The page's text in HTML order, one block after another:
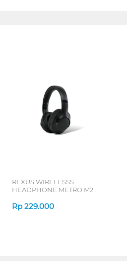
REXUS WIRELESSS
HEADPHONE METRO M2
Rp 229.000